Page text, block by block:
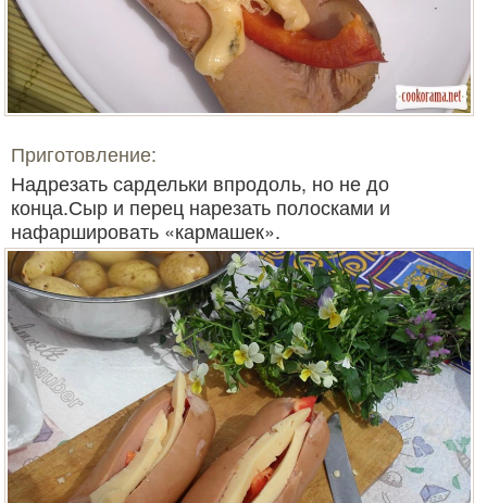
Приготовление:
Надрезать сардельки впродоль, но не до
конца.Сыр и перец нарезать полосками и
нафаршировать «кармашек».